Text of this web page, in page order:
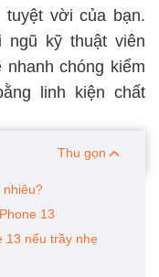
tuyệt vời của bạn.
ngũ kỹ thuật viên
chóng kiểm
linh kiện chất
Thu gọn
nhiêu?
13
13 nếu trầy nhẹ